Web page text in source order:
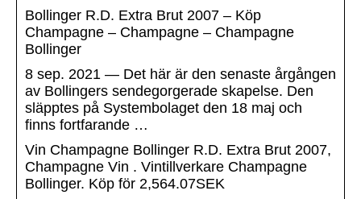
Bollinger R.D. Extra Brut 2007 – Köp
Champagne – Champagne – Champagne
Bollinger
8 sep. 2021 — Det här är den senaste årgången
av Bollingers sendegorgerade skapelse. Den
släpptes på Systembolaget den 18 maj och
finns fortfarande …
Vin Champagne Bollinger R.D. Extra Brut 2007,
Champagne Vin . Vintillverkare Champagne
Bollinger. Köp för 2,564.07SEK